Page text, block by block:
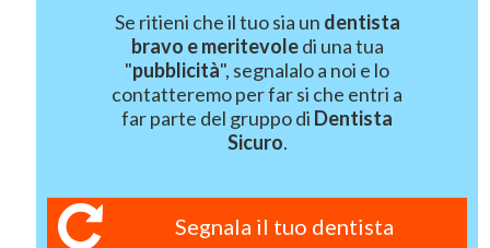
Se ritieni che il tuo sia un dentista
bravo e meritevoledi una tua
"pubblicità", segnalalo a noi e lo
contatteremo per far si che entri a
far parte del gruppo di Dentista
Sicuro.
Segnala il tuo dentista